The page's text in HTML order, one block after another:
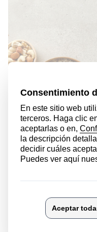
9/04/2026
Revista En el